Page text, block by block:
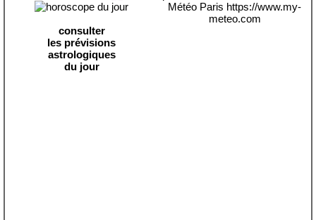
consulter
les prévisions
astrologiques
du jour
Météo Paris https://www.my-
meteo.com